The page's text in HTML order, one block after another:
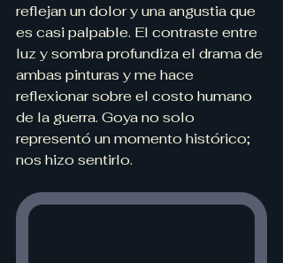
reflejan un dolor y una angustia que
es casi palpable. El contraste entre
luz y sombra profundiza el drama de
ambas pinturas y me hace
reflexionar sobre el costo humano
de la guerra. Goya no solo
representó un momento histórico;
nos hizo sentirlo.